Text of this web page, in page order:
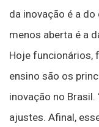
da inovação é a
menos aberta é a
Hoje funcionários,
ensino são os
inovação no
ajustes. Afinal,